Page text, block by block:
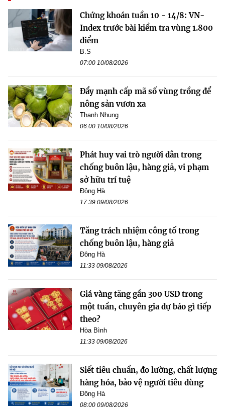
Chứng khoán tuần 10 - 14/8: VN-
Index trước bài kiểm tra vùng 1.800
điểm
B.S
07:00 10/08/2026
Đẩy mạnh cấp mã số vùng trồng để
nông sản vươn xa
Thanh Nhung
06:00 10/08/2026
Phát huy vai trò người dân trong
chống buôn lậu, hàng giả, vi phạm
sở hữu trí tuệ
Đông Hà
17:39 09/08/2026
Tăng trách nhiệm công tố trong
chống buôn lậu, hàng giả
Đông Hà
11:33 09/08/2026
Giá vàng tăng gần 300 USD trong
một tuần, chuyên gia dự báo gì tiếp
theo?
Hòa Bình
11:33 09/08/2026
Siết tiêu chuẩn, đo lường, chất lượng
hàng hóa, bảo vệ người tiêu dùng
Đông Hà
08:00 09/08/2026